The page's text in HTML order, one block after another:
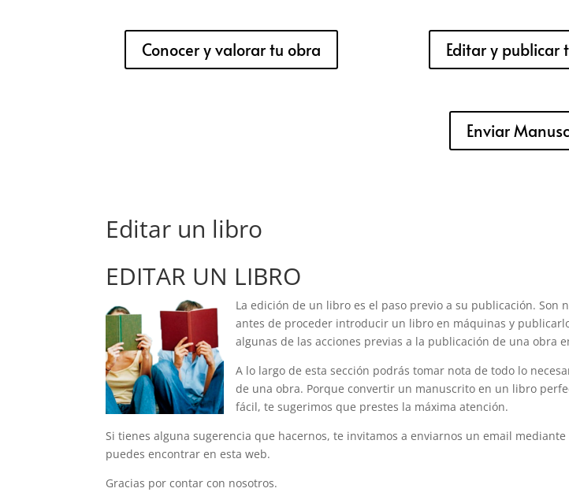
Conocer y valorar tu obra Editar y publicar
Enviar
Editar un libro
EDITAR UN LIBRO
La edición de un libro es el paso previo a su publicación. Son
antes de proceder introducir un libro en máquinas y
algunas de las acciones previas a la publicación de una obra
A lo largo de esta sección podrás tomar nota de todo lo
de una obra. Porque convertir un manuscrito en un libro
fácil, te sugerimos que prestes la máxima atención.
Si tienes alguna sugerencia que hacernos, te invitamos a enviarnos un email
puedes encontrar en esta web.
Gracias por contar con nosotros.